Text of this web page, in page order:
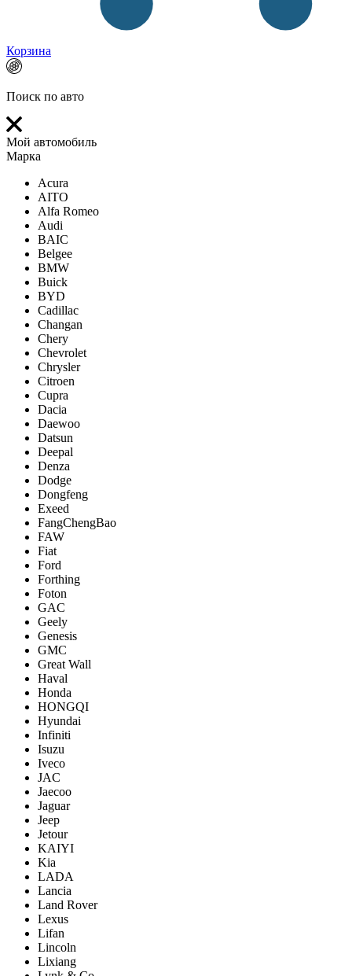
Корзина
Поиск по авто
Мой автомобиль
Марка
Acura
AITO
Alfa Romeo
Audi
BAIC
Belgee
BMW
Buick
BYD
Cadillac
Changan
Chery
Chevrolet
Chrysler
Citroen
Cupra
Dacia
Daewoo
Datsun
Deepal
Denza
Dodge
Dongfeng
Exeed
FangChengBao
FAW
Fiat
Ford
Forthing
Foton
GAC
Geely
Genesis
GMC
Great Wall
Haval
Honda
HONGQI
Hyundai
Infiniti
Isuzu
Iveco
JAC
Jaecoo
Jaguar
Jeep
Jetour
KAIYI
Kia
LADA
Lancia
Land Rover
Lexus
Lifan
Lincoln
Lixiang